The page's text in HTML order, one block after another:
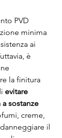
PVD
minima
ai
è
la finitura
evitare
sostanze
creme,
il